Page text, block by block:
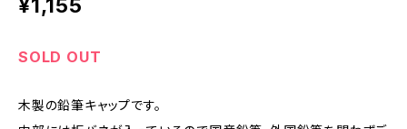
¥1,155
SOLD OUT
木製の鉛筆キャップです。